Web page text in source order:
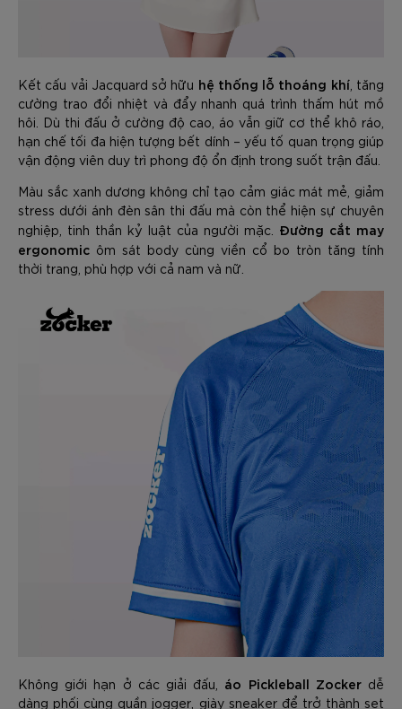
Kết cấu vải Jacquard sở hữu hệ thống lỗ thoáng khí, tăng
cường trao đổi nhiệt và đẩy nhanh quá trình thấm hút mồ
hôi. Dù thi đấu ở cường độ cao, áo vẫn giữ cơ thể khô ráo,
hạn chế tối đa hiện tượng bết dính – yếu tố quan trọng giúp
vận động viên duy trì phong độ ổn định trong suốt trận đấu.
Màu sắc xanh dương không chỉ tạo cảm giác mát mẻ, giảm
stress dưới ánh đèn sân thi đấu mà còn thể hiện sự chuyên
nghiệp, tinh thần kỷ luật của người mặc. Đường cắt may
ergonomic ôm sát body cùng viền cổ bo tròn tăng tính
thời trang, phù hợp với cả nam và nữ.
Không giới hạn ở các giải đấu, áo Pickleball Zockerdễ
dàng phối cùng quần jogger, giày sneaker để trở thành set